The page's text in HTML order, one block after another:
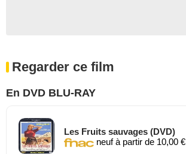
Regarder ce film
En DVD BLU-RAY
Les Fruits sauvages (DVD)
neuf à partir de 10,00 €